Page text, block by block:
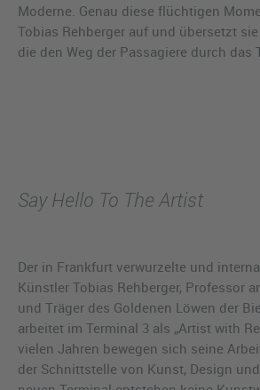
Moderne. Genau diese flüchtigen
Tobias Rehberger auf und übersetzt
die den Weg der Passagiere durch das
Say Hello To The Artist
Der in Frankfurt verwurzelte und
Künstler Tobias Rehberger, Professor
und Träger des Goldenen Löwen der
arbeitet im Terminal 3 als „Artist with
vielen Jahren bewegen sich seine
der Schnittstelle von Kunst, Design